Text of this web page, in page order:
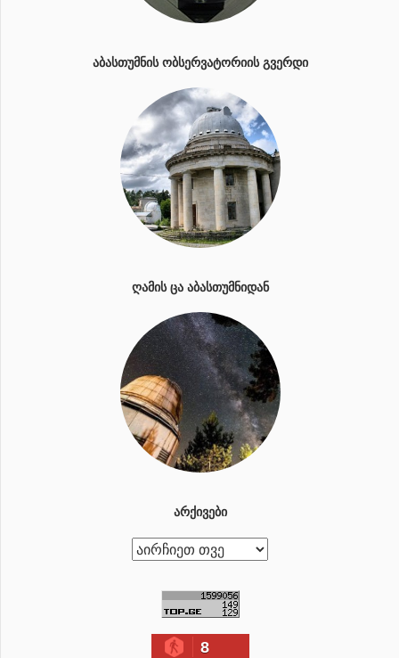
ᲐᲑᲐᲡᲗᲣᲛᲜᲘᲡ ᲝᲑᲡᲔᲠᲕᲐᲢᲝᲠᲘᲘᲡ ᲒᲕᲔᲠᲓᲘ
ᲦᲐᲛᲘᲡ ᲪᲐ ᲐᲑᲐᲡᲗᲣᲛᲜᲘᲓᲐᲜ
ᲐᲠᲥᲘᲕᲔᲑᲘ
ა
8